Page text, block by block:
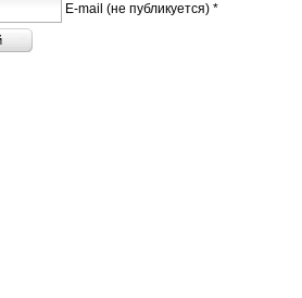
E-mail (не публикуется) *